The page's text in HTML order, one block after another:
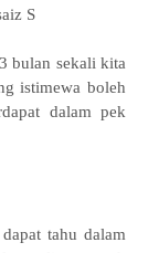
S
bulan sekali kita
istimewa boleh
dalam pek
tahu dalam